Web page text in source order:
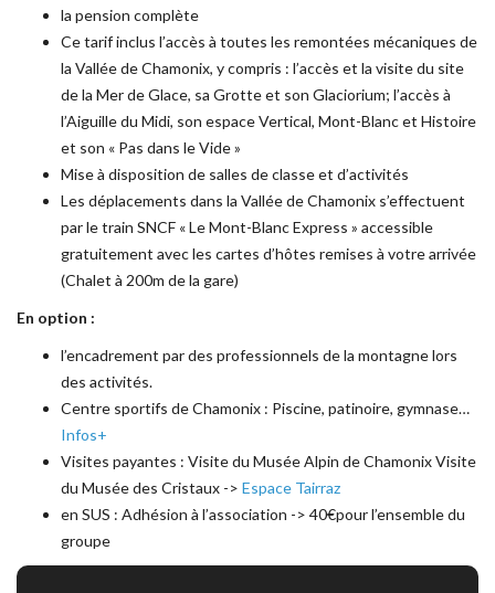
la pension complète
Ce tarif inclus l’accès à toutes les remontées mécaniques de
la Vallée de Chamonix, y compris : l’accès et la visite du site
de la Mer de Glace, sa Grotte et son Glaciorium; l’accès à
l’Aiguille du Midi, son espace Vertical, Mont-Blanc et Histoire
et son « Pas dans le Vide »
Mise à disposition de salles de classe et d’activités
Les déplacements dans la Vallée de Chamonix s’effectuent
par le train SNCF « Le Mont-Blanc Express » accessible
gratuitement avec les cartes d’hôtes remises à votre arrivée
(Chalet à 200m de la gare)
En option :
l’encadrement par des professionnels de la montagne lors
des activités.
Centre sportifs de Chamonix : Piscine, patinoire, gymnase…
Infos+
Visites payantes : Visite du Musée Alpin de Chamonix Visite
du Musée des Cristaux -> Espace Tairraz
en SUS : Adhésion à l’association -> 40€pour l’ensemble du
groupe